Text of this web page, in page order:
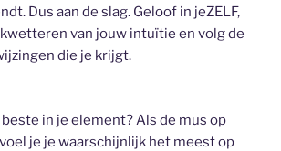
Dus aan de slag. Geloof in jeZELF,
van jouw intuïtie en volg de
die je krijgt.
in je element? Als de mus op
je je waarschijnlijk het meest op